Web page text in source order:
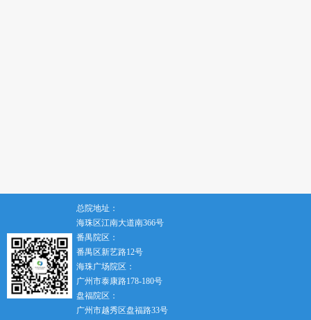
总院地址：
海珠区江南大道南366号
番禺院区：
番禺区新艺路12号
海珠广场院区：
广州市泰康路178-180号
盘福院区：
广州市越秀区盘福路33号